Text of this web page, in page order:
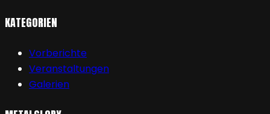
KATEGORIEN
Vorberichte
Veranstaltungen
Galerien